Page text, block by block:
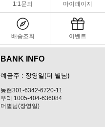
1:1문의 마이페이지
배송조회 이벤트
BANK INFO
예금주 : 장영일(더 별님)
농협301-6342-6720-11
우리 1005-404-636084
더별님(장영일)